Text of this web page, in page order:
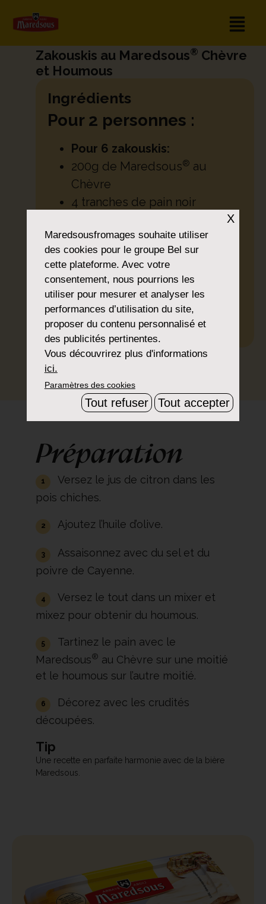
Zakouskis au Maredsous® Chèvre
et Houmous
Ingrédients
Pour 2 personnes :
Pour 6 zakouskis:
200g de Maredsous® au
Chèvre
4 tranches de pain noir
Tomates cerise, oignon jeune
et radis
Citron
Poivre de Cayenne
Poivre et sel
Huile d’olive
PARTAGER
Préparation
Versez le jus de citron dans les
pois chiches.
Ajoutez l’huile d’olive.
Assaisonnez avec du sel et du
poivre de Cayenne.
Versez le tout dans un mixer et
mixez pour obtenir du houmous.
Tartinez le pain avec le
Maredsous® au Chèvre sur une moitié
et le houmous sur l’autre moitié.
Décorez avec les crudités
découpées.
Tip
Une recette en parfaite harmonie avec de la bière
Maredsous.
X
Maredsousfromages souhaite utiliser
des cookies pour le groupe Bel sur
cette plateforme. Avec votre
consentement, nous pourrions les
utiliser pour mesurer et analyser les
performances d’utilisation du site,
proposer du contenu personnalisé et
des publicités pertinentes.
Vous découvrirez plus d'informations
ici.
Paramètres des cookies
Tout refuser Tout accepter